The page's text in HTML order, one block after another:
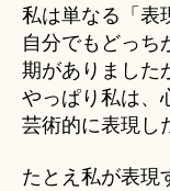
私は単なる「表
自分でもどっち
期がありました
やっぱり私は、
芸術的に表現し
たとえ私が表現